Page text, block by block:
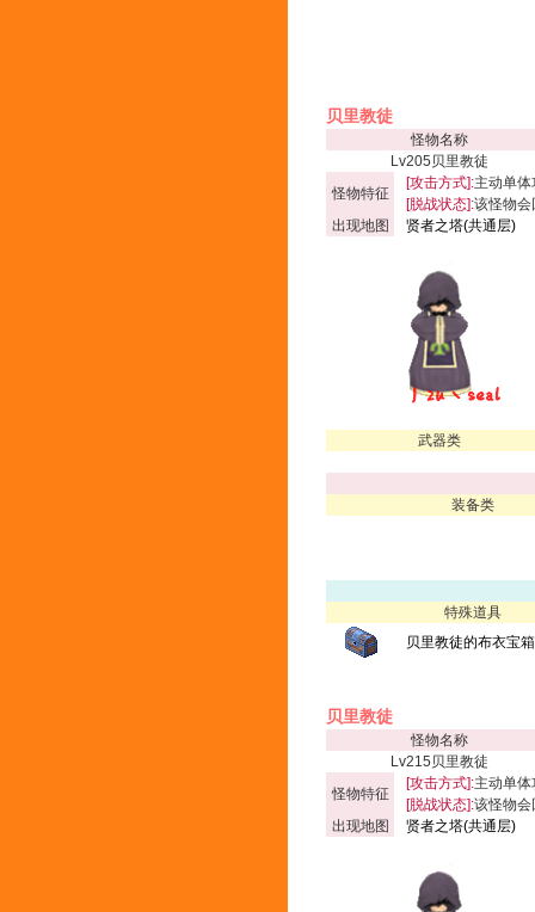
贝里教徒
怪物名称
Lv205贝里教徒
怪物特征
[攻击方式]:主动单体
[脱战状态]:该怪物会
出现地图
贤者之塔(共通层)
武器类
装备类
特殊道具
贝里教徒的布衣宝
贝里教徒
怪物名称
Lv215贝里教徒
怪物特征
[攻击方式]:主动单体
[脱战状态]:该怪物会
出现地图
贤者之塔(共通层)